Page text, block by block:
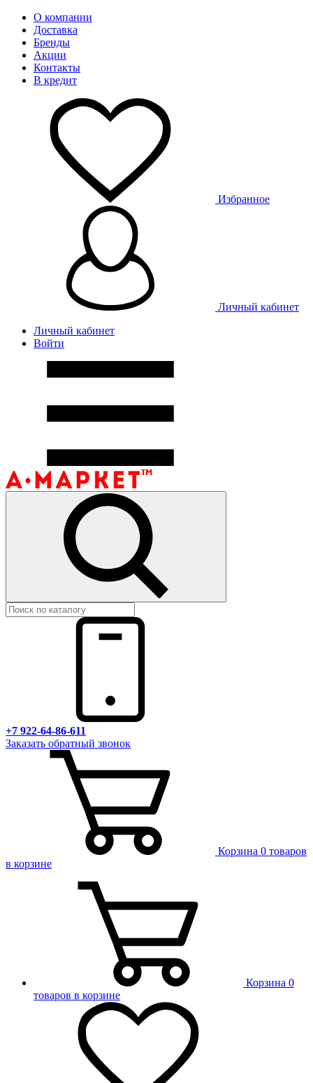
О компании
Доставка
Бренды
Акции
Контакты
В кредит
Избранное
Личный кабинет
Личный кабинет
Войти
+7 922-64-86-611
Заказать обратный звонок
Корзина 0 товаров
в корзине
Корзина 0
товаров в корзине